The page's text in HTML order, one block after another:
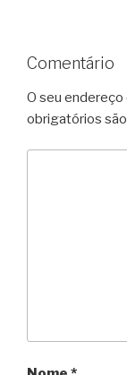
Comentário
O seu endereço
obrigatórios